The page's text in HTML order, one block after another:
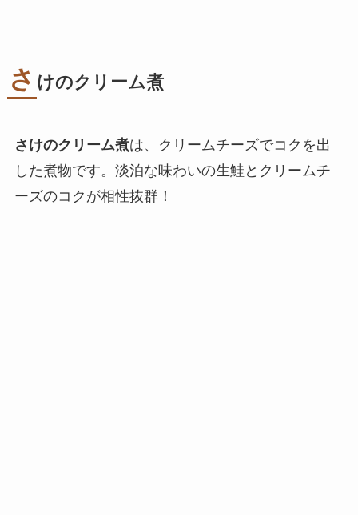
さ けのクリーム煮
さけのクリーム煮は、クリームチーズでコクを出
した煮物です。淡泊な味わいの生鮭とクリームチ
ーズのコクが相性抜群！